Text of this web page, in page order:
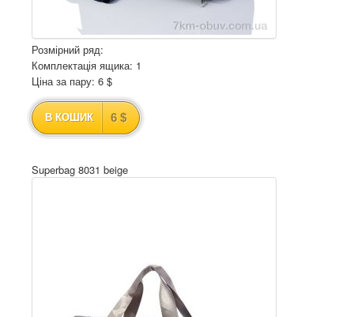
Розмірний ряд:
Комплектація ящика: 1
Ціна за пару: 6 $
В КОШИК 6 $
Superbag 8031 beige